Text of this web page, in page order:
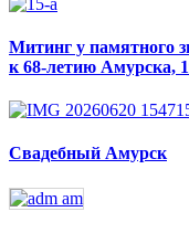
Митинг у памятного
к 68-летию Амурска,
Свадебный Амурск